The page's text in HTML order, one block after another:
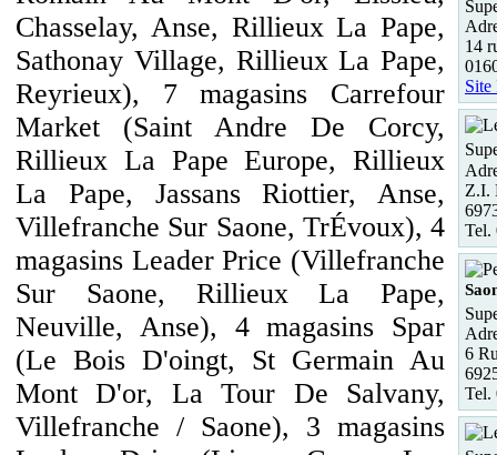
Chasselay, Anse, Rillieux La Pape,
Sathonay Village, Rillieux La Pape,
Reyrieux), 7 magasins Carrefour
Market (Saint Andre De Corcy,
Rillieux La Pape Europe, Rillieux
La Pape, Jassans Riottier, Anse,
Villefranche Sur Saone, TrÉvoux), 4
magasins Leader Price (Villefranche
Sur Saone, Rillieux La Pape,
Neuville, Anse), 4 magasins Spar
(Le Bois D'oingt, St Germain Au
Mont D'or, La Tour De Salvany,
Villefranche / Saone), 3 magasins
14
Site
Z.I.
Tel.
6
Tel.